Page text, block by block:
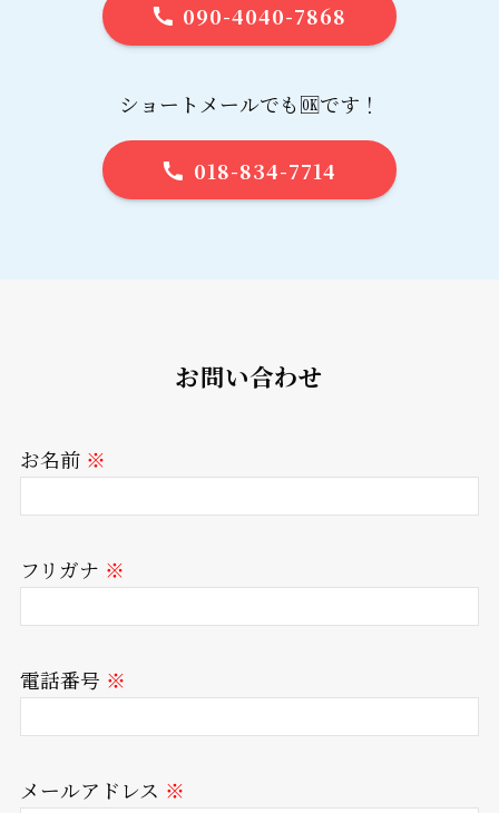
090-4040-7868
ショートメールでも🆗です！
018-834-7714
お問い合わせ
お名前 ※
フリガナ ※
電話番号 ※
メールアドレス ※